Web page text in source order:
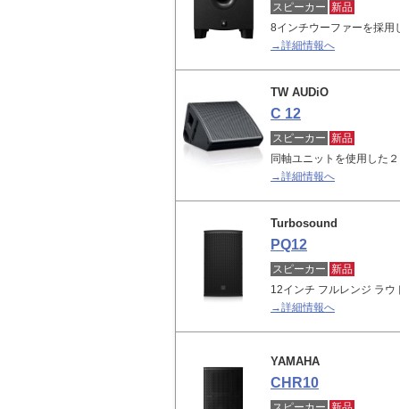
スピーカー 新品
8インチウーファーを採
→詳細情報へ
TW AUDiO
C 12
スピーカー 新品
同軸ユニットを使用した
→詳細情報へ
Turbosound
PQ12
スピーカー 新品
12インチ フルレンジ ラ
→詳細情報へ
YAMAHA
CHR10